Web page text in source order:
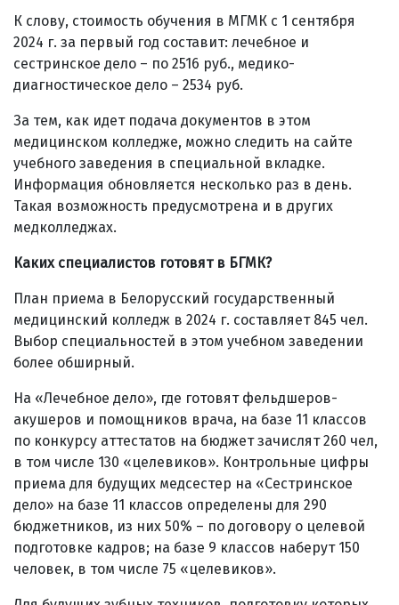
К слову, стоимость обучения в МГМК с 1 сентября
2024 г. за первый год составит: лечебное и
сестринское дело – по 2516 руб., медико-
диагностическое дело – 2534 руб.
За тем, как идет подача документов в этом
медицинском колледже, можно следить на сайте
учебного заведения в специальной вкладке.
Информация обновляется несколько раз в день.
Такая возможность предусмотрена и в других
медколледжах.
Каких специалистов готовят в БГМК?
План приема в Белорусский государственный
медицинский колледж в 2024 г. составляет 845 чел.
Выбор специальностей в этом учебном заведении
более обширный.
На «Лечебное дело», где готовят фельдшеров-
акушеров и помощников врача, на базе 11 классов
по конкурсу аттестатов на бюджет зачислят 260 чел,
в том числе 130 «целевиков». Контрольные цифры
приема для будущих медсестер на «Сестринское
дело» на базе 11 классов определены для 290
бюджетников, из них 50% – по договору о целевой
подготовке кадров; на базе 9 классов наберут 150
человек, в том числе 75 «целевиков».